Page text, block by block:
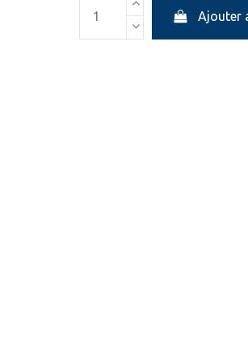
Ajouter